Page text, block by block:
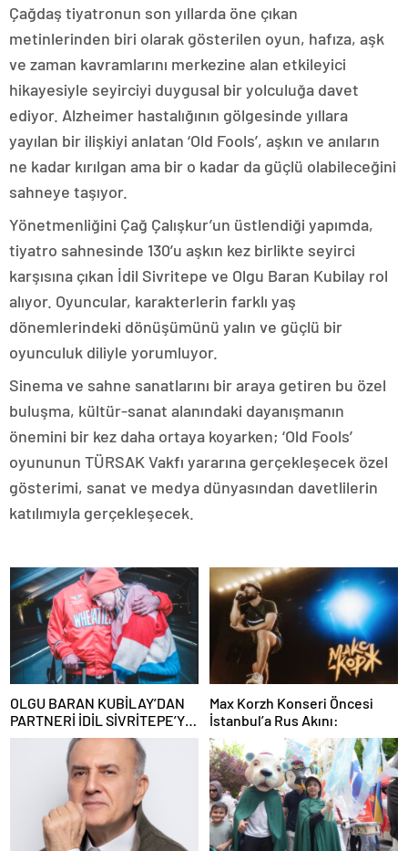
Çağdaş tiyatronun son yıllarda öne çıkan
metinlerinden biri olarak gösterilen oyun, hafıza, aşk
ve zaman kavramlarını merkezine alan etkileyici
hikayesiyle seyirciyi duygusal bir yolculuğa davet
ediyor. Alzheimer hastalığının gölgesinde yıllara
yayılan bir ilişkiyi anlatan ‘Old Fools’, aşkın ve anıların
ne kadar kırılgan ama bir o kadar da güçlü olabileceğini
sahneye taşıyor.
Yönetmenliğini Çağ Çalışkur’un üstlendiği yapımda,
tiyatro sahnesinde 130’u aşkın kez birlikte seyirci
karşısına çıkan İdil Sivritepe ve Olgu Baran Kubilay rol
alıyor. Oyuncular, karakterlerin farklı yaş
dönemlerindeki dönüşümünü yalın ve güçlü bir
oyunculuk diliyle yorumluyor.
Sinema ve sahne sanatlarını bir araya getiren bu özel
buluşma, kültür-sanat alanındaki dayanışmanın
önemini bir kez daha ortaya koyarken; ‘Old Fools’
oyununun TÜRSAK Vakfı yararına gerçekleşecek özel
gösterimi, sanat ve medya dünyasından davetlilerin
katılımıyla gerçekleşecek.
OLGU BARAN KUBİLAY’DAN
PARTNERİ İDİL SİVRİTEPE’YE
ÖVGÜ DOLU SÖZLER!
Max Korzh Konseri Öncesi
İstanbul’a Rus Akını: